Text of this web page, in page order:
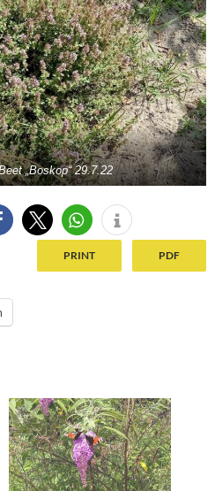
„Boskop“ 29.7.22
PRINT PDF